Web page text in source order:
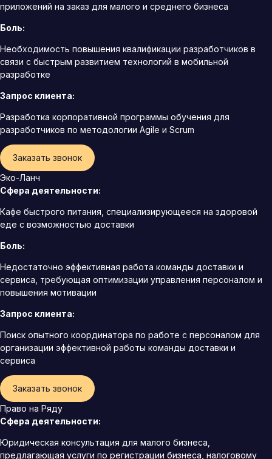
приложений на заказ для малого и среднего бизнеса
Боль:
Необходимость повышения квалификации разработчиков в
связи с быстрым развитием технологий в мобильной
разработке
Запрос клиента:
Разработка корпоративной программы обучения для
разработчиков по методологии Agile и Scrum
Заказать звонок
Эко-Ланч
Сфера деятельности:
Кафе быстрого питания, специализирующееся на здоровой
еде с возможностью доставки
Боль:
Недостаточно эффективная работа команды доставки и
сервиса, требующая оптимизации управления персоналом и
повышения мотивации
Запрос клиента:
Поиск опытного координатора по работе с персоналом для
организации эффективной работы команды доставки и
сервиса
Заказать звонок
Право на Ряду
Сфера деятельности:
Юридическая консультация для малого бизнеса,
предлагающая услуги по регистрации бизнеса, налоговому